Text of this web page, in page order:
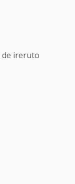
de ireruto